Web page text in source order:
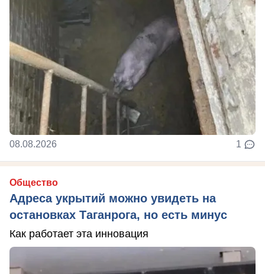
08.08.2026 1
Общество
Адреса укрытий можно увидеть на
остановках Таганрога, но есть минус
Как работает эта инновация